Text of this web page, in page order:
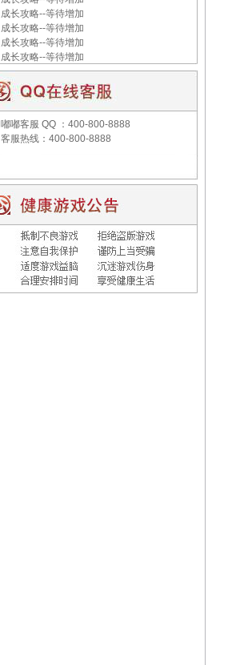
成长攻略--等待增加
成长攻略--等待增加
成长攻略--等待增加
成长攻略--等待增加
嘟嘟客服 QQ ：400-800-8888
客服热线：400-800-8888